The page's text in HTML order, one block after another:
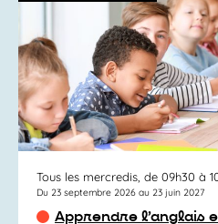
Tous les mercredis, de 09h30 à
Du 23 septembre 2026 au 23 juin 2027
Apprendre l’anglais